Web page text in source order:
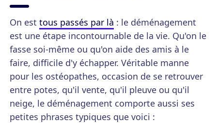
On est tous passés par là : le déménagement
est une étape incontournable de la vie. Qu'on le
fasse soi-même ou qu'on aide des amis à le
faire, difficile d'y échapper. Véritable manne
pour les ostéopathes, occasion de se retrouver
entre potes, qu'il vente, qu'il pleuve ou qu'il
neige, le déménagement comporte aussi ses
petites phrases typiques que voici :